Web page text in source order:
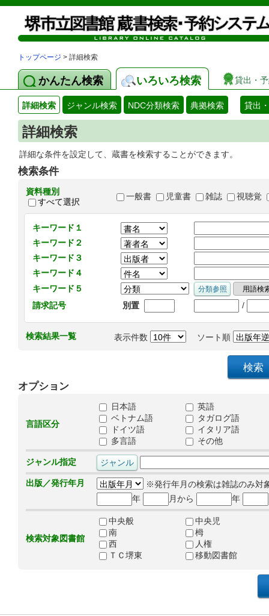
トップページ > 詳細検索
かんたん検索 いろいろ検索 貸出・
詳細検索 ジャンル検索 NDC分類検索 典拠検索 貸出
詳細検索
詳細な条件を設定して、蔵書を検索することができます。
検索条件
資料種別
すべて選択
一般書 児童書 雑誌 視聴覚
キーワード１
キーワード２
キーワード３
キーワード４
キーワード５
請求記号
別置 /
検索結果一覧 表示件数 ソート順
オプション
言語区分
日本語
英語
ベトナム語
タガログ語
ドイツ語
イタリア語
多言語
その他
ジャンル指定
出版／発行年月
※発行年月の検索は雑誌のみ対
年
月から 年
検索対象図書館
中央般
中央児
南
栂
西
人権
ＴＣ堺東
移動図書館